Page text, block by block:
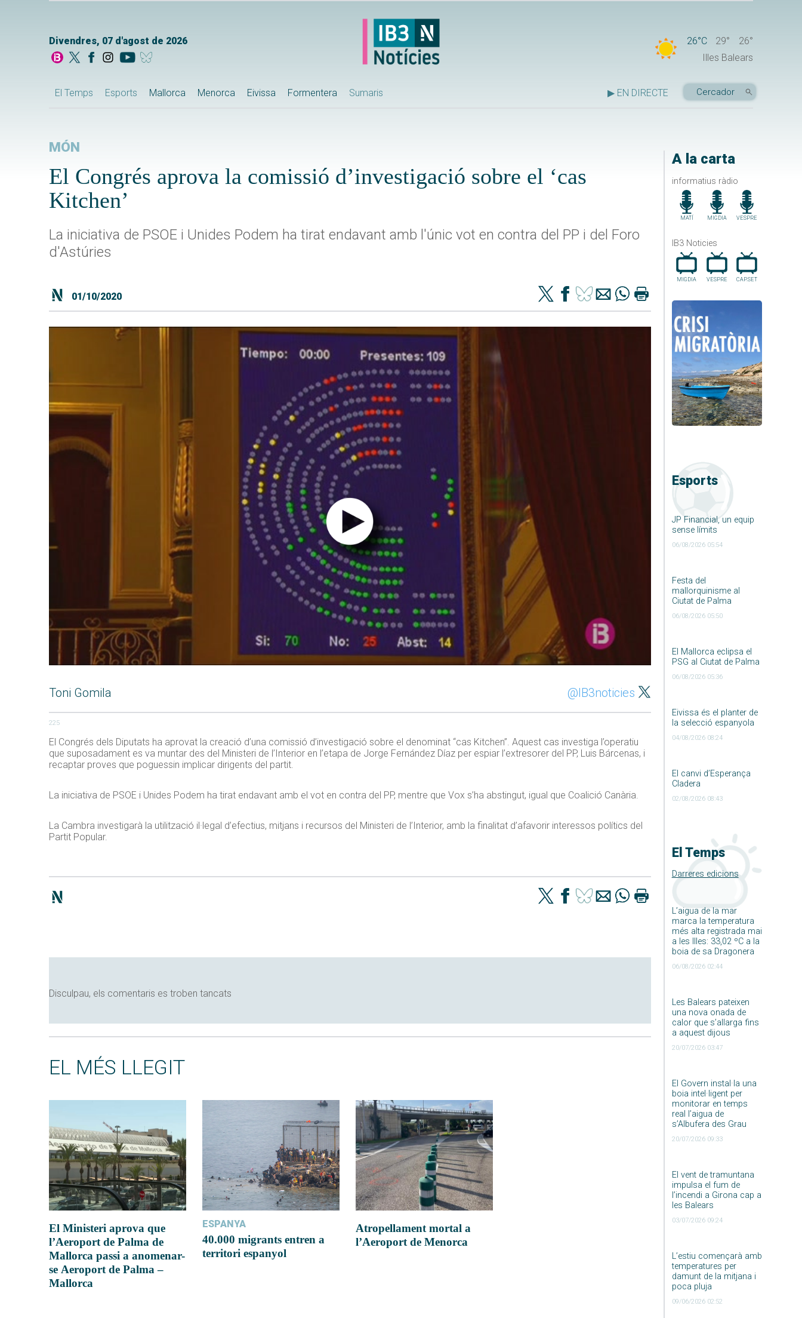
Divendres, 07 d'agost de 2026 26°C 29°
26°
Illes Balears
El Temps Esports Mallorca Menorca Eivissa Formentera Sumaris ▶ EN DIRECTE
A la carta
informatius ràdio
MATÍ MIGDIA VESPRE
IB3 Noticies
MIGDIA VESPRE CAP.SET
Esports
JP Financial, un equip
sense límits
06/08/2026 05:54
Festa del
mallorquinisme al
Ciutat de Palma
06/08/2026 05:50
El Mallorca eclipsa el
PSG al Ciutat de Palma
06/08/2026 05:36
Eivissa és el planter de
la selecció espanyola
04/08/2026 08:24
El canvi d’Esperança
Cladera
02/08/2026 08:43
El Temps
Darreres edicions
L’aigua de la mar
marca la temperatura
més alta registrada mai
a les Illes: 33,02 ºC a la
boia de sa Dragonera
06/08/2026 02:44
Les Balears pateixen
una nova onada de
calor que s’allarga fins
a aquest dijous
20/07/2026 03:47
El Govern instal·la una
boia intel·ligent per
monitorar en temps
real l’aigua de
s’Albufera des Grau
20/07/2026 09:33
El vent de tramuntana
impulsa el fum de
l’incendi a Girona cap a
les Balears
03/07/2026 09:24
L’estiu començarà amb
temperatures per
damunt de la mitjana i
poca pluja
09/06/2026 02:52
MÓN
El Congrés aprova la comissió d’investigació sobre el ‘cas
Kitchen’
La iniciativa de PSOE i Unides Podem ha tirat endavant amb l'únic vot en contra del PP i del Foro
d'Astúries
01/10/2020
Toni Gomila @IB3noticies
225
El Congrés dels Diputats ha aprovat la creació d’una comissió d’investigació sobre el denominat “cas Kitchen”. Aquest cas investiga l’operatiu
que suposadament es va muntar des del Ministeri de l’Interior en l’etapa de Jorge Fernández Díaz per espiar l’extresorer del PP, Luis Bárcenas, i
recaptar proves que poguessin implicar dirigents del partit.
La iniciativa de PSOE i Unides Podem ha tirat endavant amb el vot en contra del PP, mentre que Vox s’ha abstingut, igual que Coalició Canària.
La Cambra investigarà la utilització il·legal d’efectius, mitjans i recursos del Ministeri de l’Interior, amb la finalitat d’afavorir interessos polítics del
Partit Popular.
Disculpau, els comentaris es troben tancats
EL MÉS LLEGIT
El Ministeri aprova que
l’Aeroport de Palma de
Mallorca passi a anomenar-
se Aeroport de Palma –
Mallorca
ESPANYA
40.000 migrants entren a
territori espanyol
Atropellament mortal a
l’Aeroport de Menorca